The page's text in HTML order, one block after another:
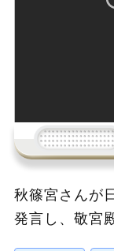
秋篠宮さんが
発言し、敬宮